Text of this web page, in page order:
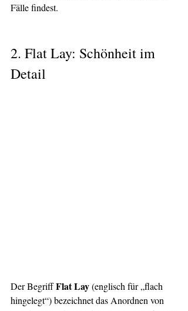
Fälle findest.
2. Flat Lay: Schönheit im
Detail
Der Begriff Flat Lay (englisch für „flach
hingelegt“) bezeichnet das Anordnen von